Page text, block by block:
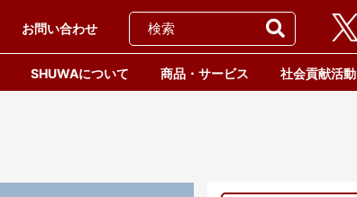
お問い合わせ
SHUWAについて 商品・サービス 社会貢献活動